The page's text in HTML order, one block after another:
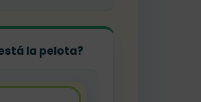
la pelota?